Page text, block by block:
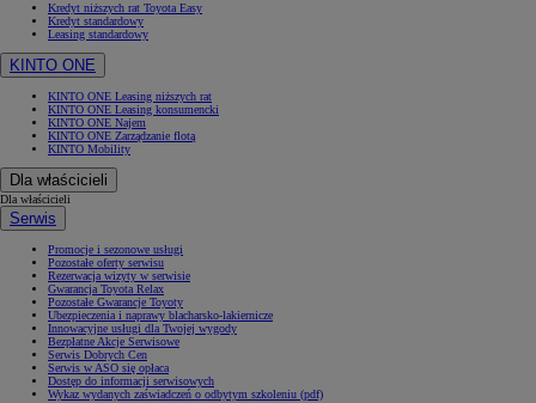
Kredyt niższych rat Toyota Easy
Kredyt standardowy
Leasing standardowy
KINTO ONE
KINTO ONE Leasing niższych rat
KINTO ONE Leasing konsumencki
KINTO ONE Najem
KINTO ONE Zarządzanie flotą
KINTO Mobility
Dla właścicieli
Dla właścicieli
Serwis
Promocje i sezonowe usługi
Pozostałe oferty serwisu
Rezerwacja wizyty w serwisie
Gwarancja Toyota Relax
Pozostałe Gwarancje Toyoty
Ubezpieczenia i naprawy blacharsko-lakiernicze
Innowacyjne usługi dla Twojej wygody
Bezpłatne Akcje Serwisowe
Serwis Dobrych Cen
Serwis w ASO się opłaca
Dostęp do informacji serwisowych
Wykaz wydanych zaświadczeń o odbytym szkoleniu (pdf)